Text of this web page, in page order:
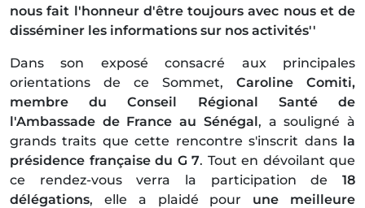
nous fait l'honneur d'être toujours avec nous et de
disséminer les informations sur nos activités''
Dans son exposé consacré aux principales
orientations de ce Sommet, Caroline Comiti,
membre du Conseil Régional Santé de
l'Ambassade de France au Sénégal, a souligné à
grands traits que cette rencontre s'inscrit dans la
présidence française du G 7. Tout en dévoilant que
ce rendez-vous verra la participation de 18
délégations, elle a plaidé pour une meilleure